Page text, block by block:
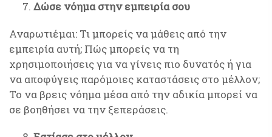
Δώσε νόημα στην εμπειρία σου
Αναρωτιέμαι: Τι μπορείς να μάθεις από την
εμπειρία αυτή; Πώς μπορείς να τη
χρησιμοποιήσεις για να γίνεις πιο δυνατός ή για
να αποφύγεις παρόμοιες καταστάσεις στο μέλλον;
Το να βρεις νόημα μέσα από την αδικία μπορεί να
σε βοηθήσει να την ξεπεράσεις.